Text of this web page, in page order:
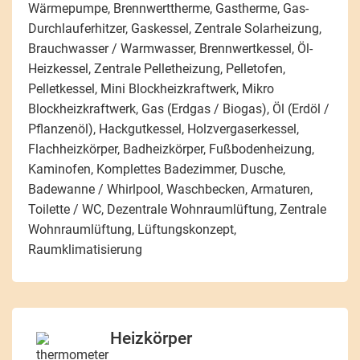
Wärmepumpe, Brennwerttherme, Gastherme, Gas-
Durchlauferhitzer, Gaskessel, Zentrale Solarheizung,
Brauchwasser / Warmwasser, Brennwertkessel, Öl-
Heizkessel, Zentrale Pelletheizung, Pelletofen,
Pelletkessel, Mini Blockheizkraftwerk, Mikro
Blockheizkraftwerk, Gas (Erdgas / Biogas), Öl (Erdöl /
Pflanzenöl), Hackgutkessel, Holzvergaserkessel,
Flachheizkörper, Badheizkörper, Fußbodenheizung,
Kaminofen, Komplettes Badezimmer, Dusche,
Badewanne / Whirlpool, Waschbecken, Armaturen,
Toilette / WC, Dezentrale Wohnraumlüftung, Zentrale
Wohnraumlüftung, Lüftungskonzept,
Raumklimatisierung
Heizkörper